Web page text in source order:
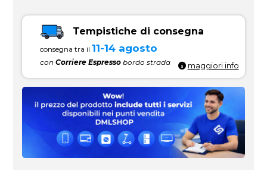
Tempistiche di consegna
consegna tra il 11-14 agosto
conCorriere Espresso bordo strada maggiori info